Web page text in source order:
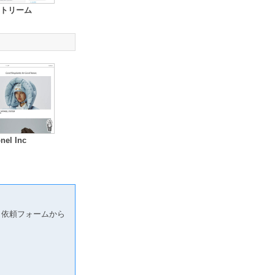
リーム
Inc
頼フォームから